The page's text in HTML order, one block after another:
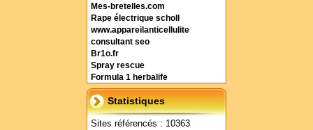
Mes-bretelles.com
Rape électrique scholl
www.appareilanticellulite
consultant seo
Br1o.fr
Spray rescue
Formula 1 herbalife
Statistiques
Sites référencés : 10363